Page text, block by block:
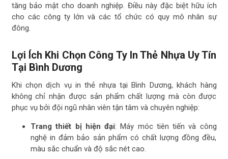
tăng bảo mật cho doanh nghiệp. Điều này đặc biệt hữu ích
cho các công ty lớn và các tổ chức có quy mô nhân sự
đông.
Lợi Ích Khi Chọn Công Ty In Thẻ Nhựa Uy Tín
Tại Bình Dương
Khi chọn dịch vụ in thẻ nhựa tại Bình Dương, khách hàng
không chỉ nhận được sản phẩm chất lượng mà còn được
phục vụ bởi đội ngũ nhân viên tận tâm và chuyên nghiệp:
Trang thiết bị hiện đại: Máy móc tiên tiến và công
nghệ in đảm bảo sản phẩm có chất lượng đồng đều,
màu sắc chuẩn và độ sắc nét cao.